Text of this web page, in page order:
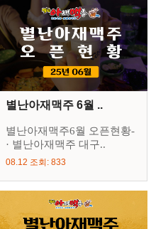
별난아재맥주 6월 ..
별난아재맥주6월 오픈현황-
· 별난아재맥주 대구..
08.12 조회: 833